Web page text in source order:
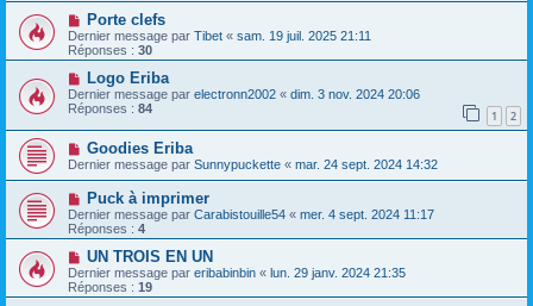
Porte clefs
Dernier message par Tibet « sam. 19 juil. 2025 21:11
Réponses : 30
Logo Eriba
Dernier message par electronn2002 « dim. 3 nov. 2024 20:06
Réponses : 84 1 2
Goodies Eriba
Dernier message par Sunnypuckette « mar. 24 sept. 2024 14:32
Puck à imprimer
Dernier message par Carabistouille54 « mer. 4 sept. 2024 11:17
Réponses : 4
UN TROIS EN UN
Dernier message par eribabinbin « lun. 29 janv. 2024 21:35
Réponses : 19